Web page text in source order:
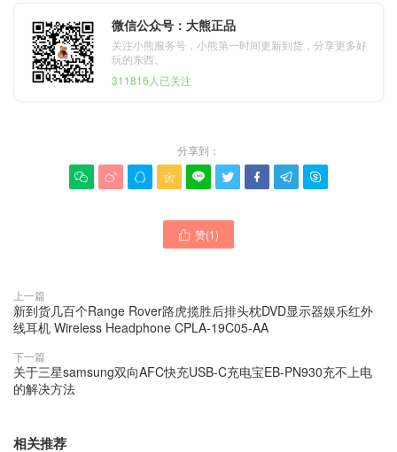
微信公众号：大熊正品
关注小熊服务号，小熊第一时间更新到货，分享更多好
玩的东西。
311816人已关注
分享到：
        
 赞(1)
上一篇
新到货几百个Range Rover路虎揽胜后排头枕DVD显示器娱乐红外
线耳机 Wireless Headphone CPLA-19C05-AA
下一篇
关于三星samsung双向AFC快充USB-C充电宝EB-PN930充不上电
的解决方法
相关推荐